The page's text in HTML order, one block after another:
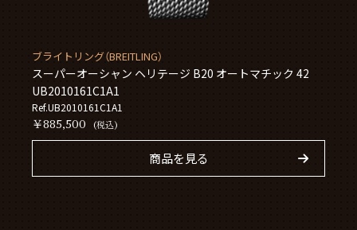
ブライトリング（BREITLING）
スーパーオーシャン ヘリテージ B20 オートマチック 42
UB2010161C1A1
Ref.UB2010161C1A1
￥885,500 (税込)
商品を見る